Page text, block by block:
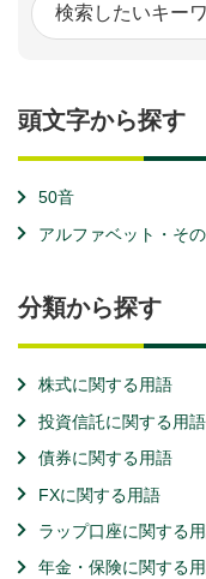
頭文字から探す
50音
アルファベット・そ
分類から探す
株式に関する用語
投資信託に関する用語
債券に関する用語
FXに関する用語
ラップ口座に関する
年金・保険に関する